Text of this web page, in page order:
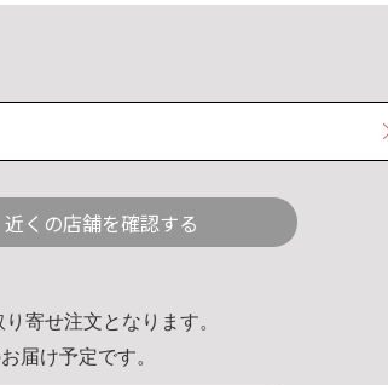
近くの店舗を確認する
寄せ注文となります。
届け予定です。